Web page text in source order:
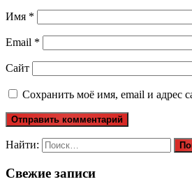
Имя *
Email *
Сайт
Сохранить моё имя, email и адрес
Найти:
Свежие записи